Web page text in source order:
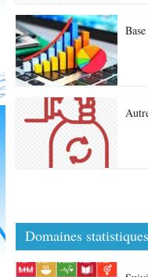
Domaines statistiques